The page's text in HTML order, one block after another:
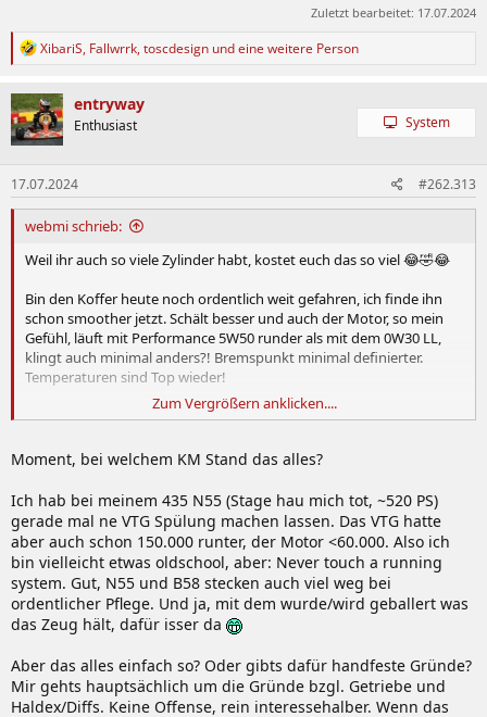
Zuletzt bearbeitet: 17.07.2024
R
k
t
i
o
n
e
n
:
XibariS, Fallwrrk, toscdesign und eine weitere Person
entryway
Enthusiast System
17.07.2024 #262.313
webmi schrieb:
Weil ihr auch so viele Zylinder habt, kostet euch das so viel 😂🤣😂
Bin den Koffer heute noch ordentlich weit gefahren, ich finde ihn
schon smoother jetzt. Schält besser und auch der Motor, so mein
Gefühl, läuft mit Performance 5W50 runder als mit dem 0W30 LL,
klingt auch minimal anders?! Bremspunkt minimal definierter.
Temperaturen sind Top wieder!
Was wir alles für Öle gemacht haben war schon wild. Motor,
Im Großen und Ganzen war das mit Kerzen & Spulen sowie mit DSG
CatchCan zwar schon wieder extremst teuer heute, aber ich muss
sagen er läuft nicht nur all-around besser, ich habe vor Allem mit
derart viel Leistung kein schlechtes Gewissen mehr wenn ich mit
dem 5W50 mal ein paar Pulls fahre und ihm bissl die Sporen gebe.
Das war mit dem 0W30 LL nach Friegabe schon immer ein
komisches Gefühl. Mein erster Eindruck des Motul Competition ist
Zum Vergrößern anklicken....
Moment, bei welchem KM Stand das alles?
Ich hab bei meinem 435 N55 (Stage hau mich tot, ~520 PS)
gerade mal ne VTG Spülung machen lassen. Das VTG hatte
aber auch schon 150.000 runter, der Motor <60.000. Also ich
bin vielleicht etwas oldschool, aber: Never touch a running
system. Gut, N55 und B58 stecken auch viel weg bei
ordentlicher Pflege. Und ja, mit dem wurde/wird geballert was
das Zeug hält, dafür isser da
Aber das alles einfach so? Oder gibts dafür handfeste Gründe?
Mir gehts hauptsächlich um die Gründe bzgl. Getriebe und
Haldex/Diffs. Keine Offense, rein interessehalber. Wenn das